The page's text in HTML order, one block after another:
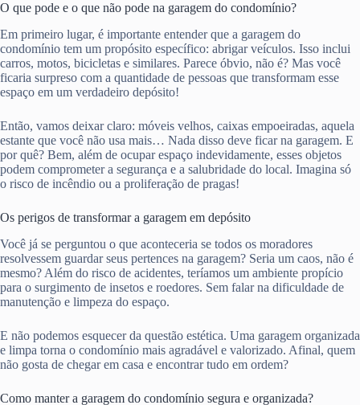
O que pode e o que não pode na garagem do condomínio?
Em primeiro lugar, é importante entender que a garagem do
condomínio tem um propósito específico: abrigar veículos. Isso inclui
carros, motos, bicicletas e similares. Parece óbvio, não é? Mas você
ficaria surpreso com a quantidade de pessoas que transformam esse
espaço em um verdadeiro depósito!
Então, vamos deixar claro: móveis velhos, caixas empoeiradas, aquela
estante que você não usa mais… Nada disso deve ficar na garagem. E
por quê? Bem, além de ocupar espaço indevidamente, esses objetos
podem comprometer a segurança e a salubridade do local. Imagina só
o risco de incêndio ou a proliferação de pragas!
Os perigos de transformar a garagem em depósito
Você já se perguntou o que aconteceria se todos os moradores
resolvessem guardar seus pertences na garagem? Seria um caos, não é
mesmo? Além do risco de acidentes, teríamos um ambiente propício
para o surgimento de insetos e roedores. Sem falar na dificuldade de
manutenção e limpeza do espaço.
E não podemos esquecer da questão estética. Uma garagem organizada
e limpa torna o condomínio mais agradável e valorizado. Afinal, quem
não gosta de chegar em casa e encontrar tudo em ordem?
Como manter a garagem do condomínio segura e organizada?